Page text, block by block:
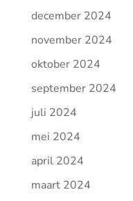
december 2024
november 2024
oktober 2024
september 2024
juli 2024
mei 2024
april 2024
maart 2024